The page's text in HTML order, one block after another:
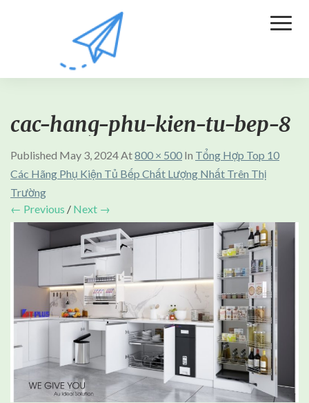
cac-hang-phu-kien-tu-bep-8
Published May 3, 2024At800 × 500 In Tổng Hợp Top 10
Các Hãng Phụ Kiện Tủ Bếp Chất Lượng Nhất Trên Thị
Trường
← Previous / Next →